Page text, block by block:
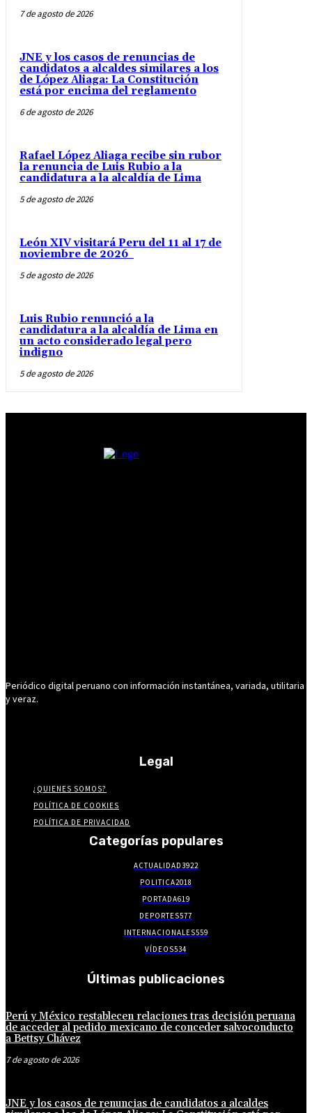
7 de agosto de 2026
JNE y los casos de renuncias de
candidatos a alcaldes similares a los
de López Aliaga: La Constitución
está por encima del reglamento
6 de agosto de 2026
Rafael López Aliaga recibe sin rubor
la renuncia de Luis Rubio a la
candidatura a la alcaldía de Lima
5 de agosto de 2026
León XIV visitará Peru del 11 al 17 de
noviembre de 2026
5 de agosto de 2026
Luis Rubio renunció a la
candidatura a la alcaldía de Lima en
un acto considerado legal pero
indigno
5 de agosto de 2026
Periódico digital peruano con información instantánea, variada, utilitaria
y veraz.
Legal
¿QUIENES SOMOS?
POLÍTICA DE COOKIES
POLÍTICA DE PRIVACIDAD
Categorías populares
ACTUALIDAD3922
POLITICA2018
PORTADA619
DEPORTES577
INTERNACIONALES559
VÍDEOS534
Últimas publicaciones
Perú y México restablecen relaciones tras decisión peruana
de acceder al pedido mexicano de conceder salvoconducto
a Bettsy Chávez
7 de agosto de 2026
JNE y los casos de renuncias de candidatos a alcaldes